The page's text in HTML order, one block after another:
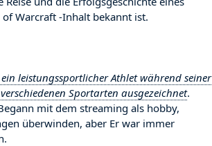
Warcraft -Inhalt bekannt ist.
leistungssportlicher Athlet während seiner
Sportarten ausgezeichnet.
mit dem streaming als hobby,
überwinden, aber Er war immer